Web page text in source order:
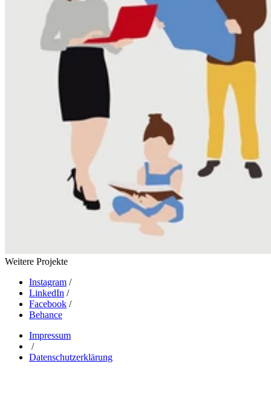
Weitere Projekte
Instagram /
LinkedIn /
Facebook /
Behance
Impressum
/
Datenschutzerklärung